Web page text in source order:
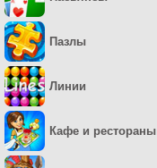
Пазлы
Линии
Кафе и рестораны